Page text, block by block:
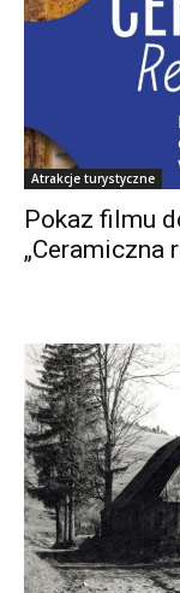
Atrakcje turystyczne
Pokaz filmu
„Ceramiczna